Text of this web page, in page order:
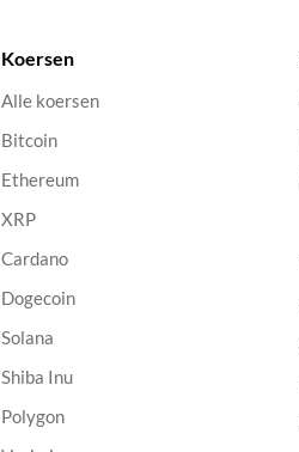
Koersen
Alle koersen
Bitcoin
Ethereum
XRP
Cardano
Dogecoin
Solana
Shiba Inu
Polygon